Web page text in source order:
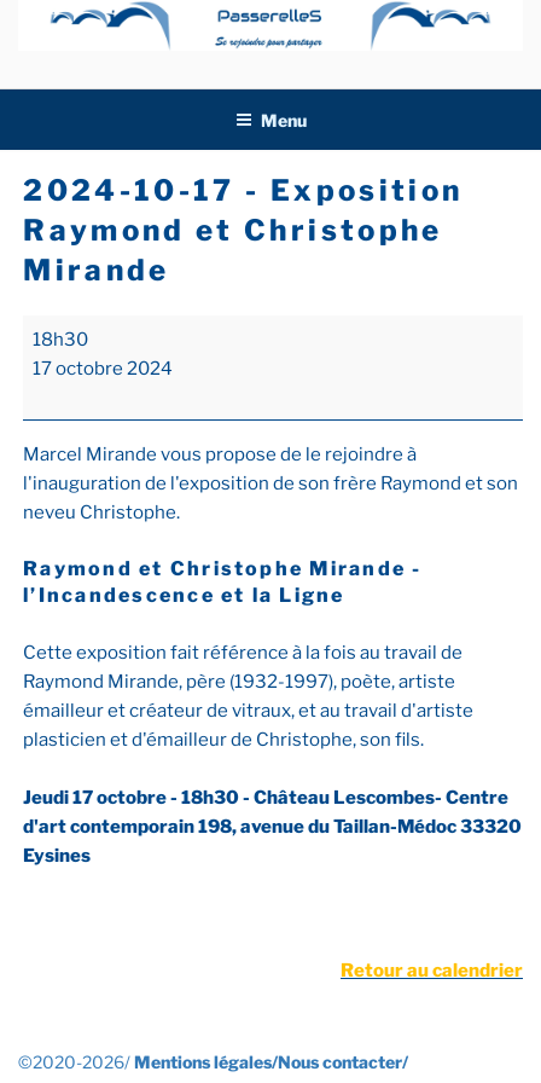
Menu
2024-10-17 - Exposition
Raymond et Christophe
Mirande
2024-
10-
-
Exposition
Raymond
Mirande
18h30
17 octobre 2024
Marcel Mirande vous propose de le rejoindre à
l'inauguration de l'exposition de son frère Raymond et son
neveu Christophe.
Raymond et Christophe Mirande -
l’Incandescence et la Ligne
Cette exposition fait référence à la fois au travail de
Raymond Mirande, père (1932-1997), poète, artiste
émailleur et créateur de vitraux, et au travail d'artiste
plasticien et d'émailleur de Christophe, son fils.
Jeudi 17 octobre - 18h30 - Château Lescombes- Centre
d'art contemporain 198, avenue du Taillan-Médoc 33320
Eysines
Retour au calendrier
©2020-2026/Mentions légales/Nous contacter/